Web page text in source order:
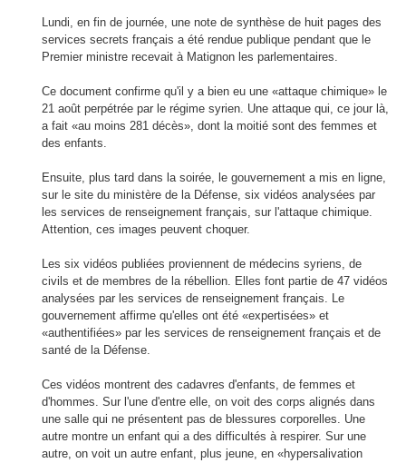
Lundi, en fin de journée, une note de synthèse de huit pages des
services secrets français a été rendue publique pendant que le
Premier ministre recevait à Matignon les parlementaires.
Ce document confirme qu'il y a bien eu une «attaque chimique» le
21 août perpétrée par le régime syrien. Une attaque qui, ce jour là,
a fait «au moins 281 décès», dont la moitié sont des femmes et
des enfants.
Ensuite, plus tard dans la soirée, le gouvernement a mis en ligne,
sur le site du ministère de la Défense, six vidéos analysées par
les services de renseignement français, sur l'attaque chimique.
Attention, ces images peuvent choquer.
Les six vidéos publiées proviennent de médecins syriens, de
civils et de membres de la rébellion. Elles font partie de 47 vidéos
analysées par les services de renseignement français. Le
gouvernement affirme qu'elles ont été «expertisées» et
«authentifiées» par les services de renseignement français et de
santé de la Défense.
Ces vidéos montrent des cadavres d'enfants, de femmes et
d'hommes. Sur l'une d'entre elle, on voit des corps alignés dans
une salle qui ne présentent pas de blessures corporelles. Une
autre montre un enfant qui a des difficultés à respirer. Sur une
autre, on voit un autre enfant, plus jeune, en «hypersalivation